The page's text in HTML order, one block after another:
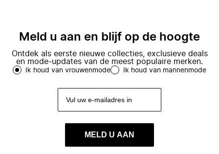
Meld u aan en blijf op de hoogte
Ontdek als eerste nieuwe collecties, exclusieve deals
en mode-updates van de meest populaire merken.
Ik houd van vrouwenmode Ik houd van mannenmode
MELD U AAN